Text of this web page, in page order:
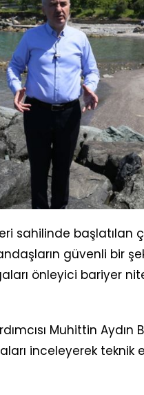
sahilinde başlatılan
güvenli bir
önleyici bariyer
Muhittin Aydın
inceleyerek teknik